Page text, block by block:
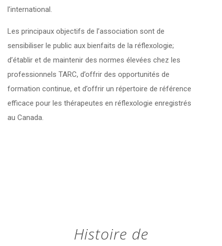
l’international.
Les principaux objectifs de l’association sont de
sensibiliser le public aux bienfaits de la réflexologie;
d’établir et de maintenir des normes élevées chez les
professionnels TARC, d’offrir des opportunités de
formation continue, et d’offrir un répertoire de référence
efficace pour les thérapeutes en réflexologie enregistrés
au Canada.
Histoire de